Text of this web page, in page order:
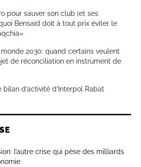
pour sauver son club (et ses
Bensaïd doit à tout prix éviter le
2030: quand certains veulent
de réconciliation en instrument de
bilan d’activité d’Interpol Rabat
l’autre crise qui pèse des milliards